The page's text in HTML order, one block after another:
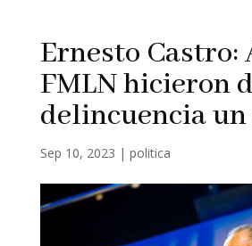
Ernesto Castro:
FMLN hicieron
delincuencia un
Sep 10, 2023 | politica